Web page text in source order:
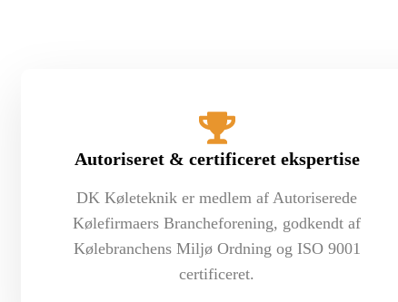
Autoriseret & certificeret ekspertise
DK Køleteknik er medlem af Autoriserede
Kølefirmaers Brancheforening, godkendt af
Kølebranchens Miljø Ordning og ISO 9001
certificeret.